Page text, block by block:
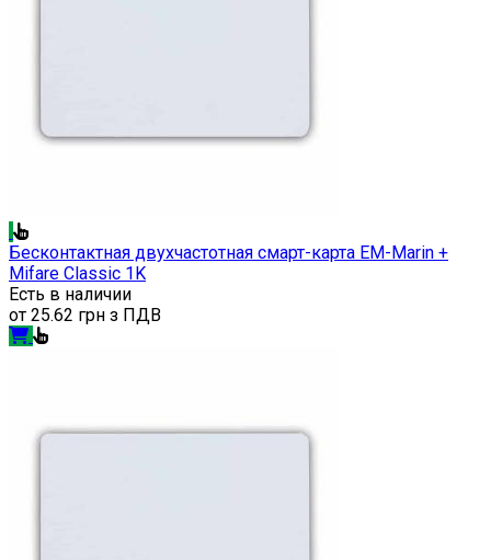
Бесконтактная двухчастотная смарт-карта EM-Marin +
Mifare Classic 1K
Есть в наличии
от 25.62 грн з ПДВ